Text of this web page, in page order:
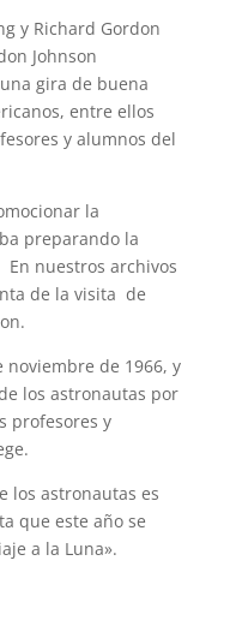
y Richard Gordon
Johnson
gira de buena
entre ellos
y alumnos del
la
preparando la
En nuestros archivos
de la visita de
noviembre de 1966, y
los astronautas por
profesores y
los astronautas es
que este año se
a la Luna».